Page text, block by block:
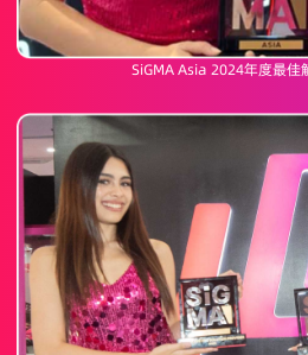
SiGMA Asia 2024年度最佳